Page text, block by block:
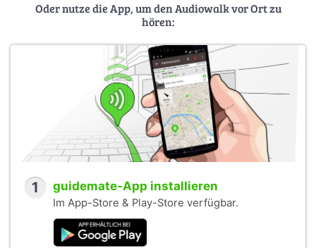
Oder nutze die App, um den Audiowalk vor Ort zu
hören:
1 guidemate-App installieren
Im App-Store & Play-Store verfügbar.